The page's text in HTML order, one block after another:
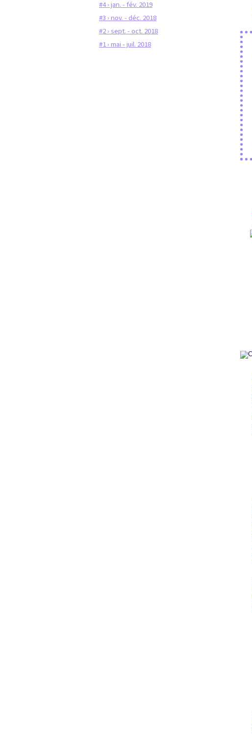
#4 › jan. - fév. 2019
#3 › nov. - déc. 2018
#2 › sept. - oct. 2018
#1 › mai - juil. 2018